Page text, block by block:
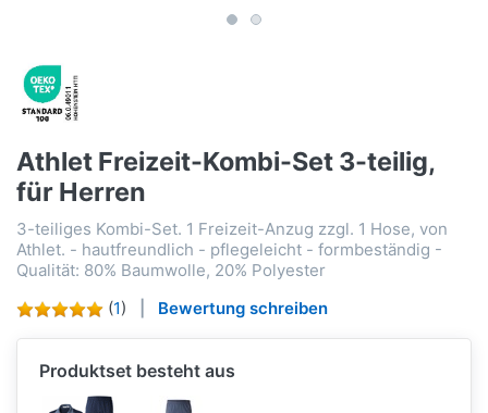
Athlet Freizeit-Kombi-Set 3-teilig,
für Herren
3-teiliges Kombi-Set. 1 Freizeit-Anzug zzgl. 1 Hose, von
Athlet. - hautfreundlich - pflegeleicht - formbeständig -
Qualität: 80% Baumwolle, 20% Polyester
(1) Bewertung schreiben
Produktset besteht aus